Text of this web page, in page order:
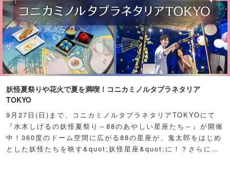
妖怪夏祭りや花火で夏を満喫！コニカミノルタプラネタリア
TOKYO
9月27日(日)まで、コニカミノルタプラネタリアTOKYOにて
『水木しげるの妖怪夏祭り～88のあやしい星座たち～』が開催
中！360度のドーム空間に広がる88の星座が、鬼太郎をはじめ
とした妖怪たちを映す&quot;妖怪星座&quot;に！？さらに例